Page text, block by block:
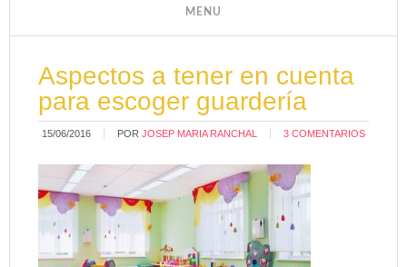
Aspectos a tener en cuenta
para escoger guardería
15/06/2016 PORJOSEP MARIA RANCHAL 3 COMENTARIOS